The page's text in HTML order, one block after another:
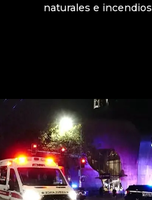
naturales e incendios